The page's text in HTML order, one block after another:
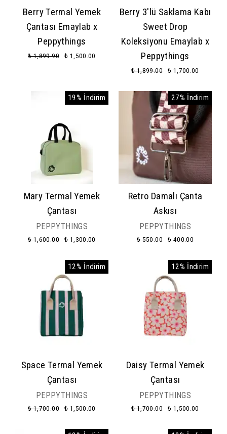
Berry Termal Yemek
Çantası Emaylab x
Peppythings
₺ 1,899.90 ₺ 1,500.00
Berry 3'lü Saklama Kabı
Sweet Drop
Koleksiyonu Emaylab x
Peppythings
₺ 1,899.00 ₺ 1,700.00
19% İndirim
Mary Termal Yemek
Çantası
PEPPYTHINGS
₺ 1,600.00 ₺ 1,300.00
27% İndirim
Retro Damalı Çanta
Askısı
PEPPYTHINGS
₺ 550.00 ₺ 400.00
12% İndirim
Space Termal Yemek
Çantası
PEPPYTHINGS
₺ 1,700.00 ₺ 1,500.00
12% İndirim
Daisy Termal Yemek
Çantası
PEPPYTHINGS
₺ 1,700.00 ₺ 1,500.00